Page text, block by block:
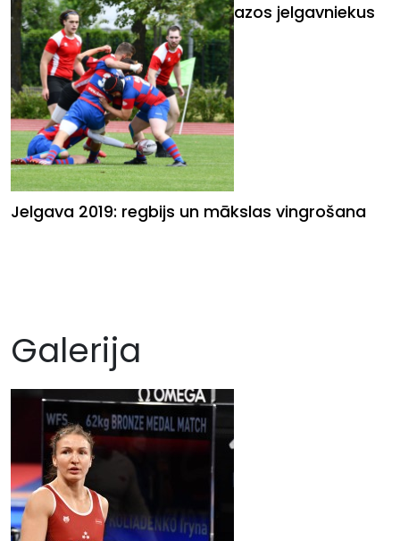
Ineta Radeviča iedvesmo mazos jelgavniekus
sportam
Jelgava 2019: regbijs un mākslas vingrošana
Galerija